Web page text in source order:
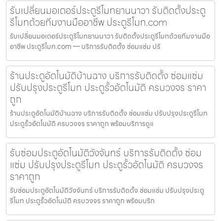
รับเปลี่ยนมอเตอร์ประตูรีโมทยานนาวา รับติดตั้งประตู
รีโมทด้วยทีมงานมืออาชีพ ประตูรีโมท.com
รับเปลี่ยนมอเตอร์ประตูรีโมทยานนาวา รับติดตั้งประตูรีโมทด้วยทีมงานมือ
อาชีพ ประตูรีโมท.com — บริการรับติดตั้ง ซ่อมแซ่ม ปรั
ร้านประตูอัตโนมัติบ้านฉาง บริการรับติดตั้ง ซ่อมแซ่ม
ปรับปรุงประตูรีโมท ประตูรั้วอัตโนมัติ ครบวงจร ราคา
ถูก
ร้านประตูอัตโนมัติบ้านฉาง บริการรับติดตั้ง ซ่อมแซ่ม ปรับปรุงประตูรีโมท
ประตูรั้วอัตโนมัติ ครบวงจร ราคาถูก พร้อมบริการดูแ
รับซ่อมประตูอัตโนมัติวังจันทร์ บริการรับติดตั้ง ซ่อม
แซ่ม ปรับปรุงประตูรีโมท ประตูรั้วอัตโนมัติ ครบวงจร
ราคาถูก
รับซ่อมประตูอัตโนมัติวังจันทร์ บริการรับติดตั้ง ซ่อมแซ่ม ปรับปรุงประตู
รีโมท ประตูรั้วอัตโนมัติ ครบวงจร ราคาถูก พร้อมบริก